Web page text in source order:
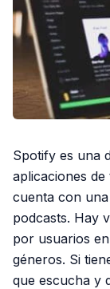
Spotify es una
aplicaciones
cuenta con
podcasts. Hay
por usuarios
géneros. Si
que escucha y